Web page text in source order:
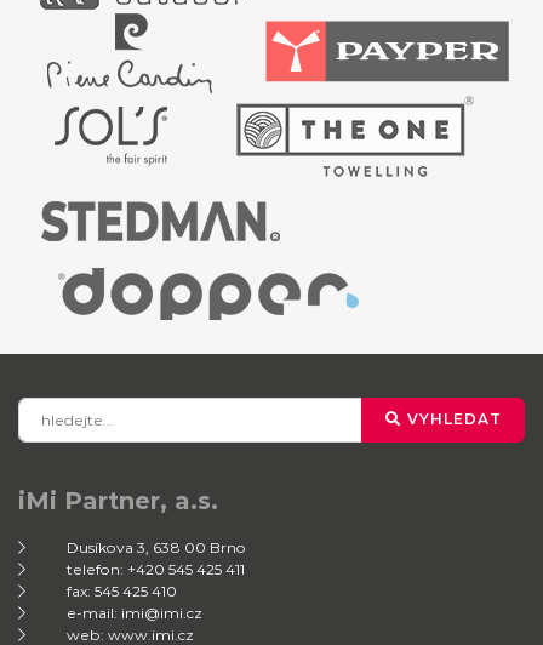
VYHLEDAT
iMi Partner, a.s.
Dusíkova 3, 638 00 Brno
telefon: +420 545 425 411
fax: 545 425 410
e-mail: imi@imi.cz
web: www.imi.cz